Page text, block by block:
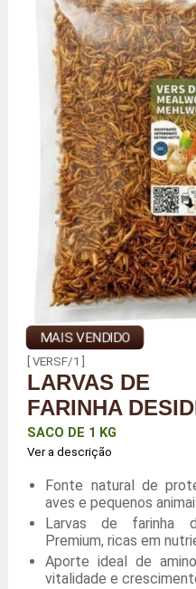
MAIS VENDIDO
[ VERSF/1 ]
LARVAS DE
FARINHA
SACO DE 1 KG
Ver a descrição
Fonte natural de
aves e pequenos
Larvas de farinha
Premium, ricas em
Aporte ideal de
vitalidade e